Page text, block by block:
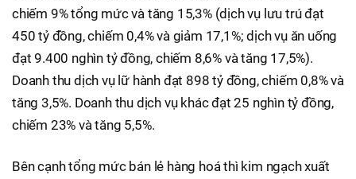
chiếm 9% tổng mức và tăng 15,3% (dịch vụ lưu trú đạt
450 tỷ đồng, chiếm 0,4% và giảm 17,1%; dịch vụ ăn uống
đạt 9.400 nghìn tỷ đồng, chiếm 8,6% và tăng 17,5%).
Doanh thu dịch vụ lữ hành đạt 898 tỷ đồng, chiếm 0,8% và
tăng 3,5%. Doanh thu dịch vụ khác đạt 25 nghìn tỷ đồng,
chiếm 23% và tăng 5,5%.
Bên cạnh tổng mức bán lẻ hàng hoá thì kim ngạch xuất